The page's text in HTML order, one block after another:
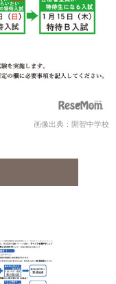
画像出典：開智中学校